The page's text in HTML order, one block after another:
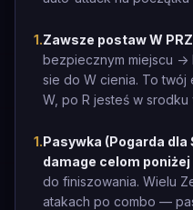
1.Zawsze postaw W
bezpiecznym miejscu -
sie do W cienia. To
W, po R jesteś w
1.Pasywka (Pogarda
damage celom poniżej
do finiszowania. Wielu
atakach po combo —